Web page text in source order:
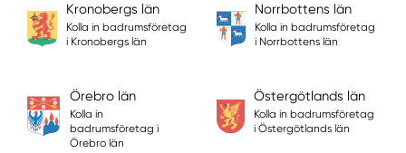
Kronobergs län
Kolla in badrumsföretag
i Kronobergs län
Norrbottens län
Kolla in badrumsföretag
i Norrbottens län
Örebro län
Kolla in
badrumsföretag i
Örebro län
Östergötlands län
Kolla in badrumsföretag
i Östergötlands län